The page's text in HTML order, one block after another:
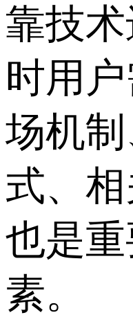
靠技
时用
场机
式、
也是
素。